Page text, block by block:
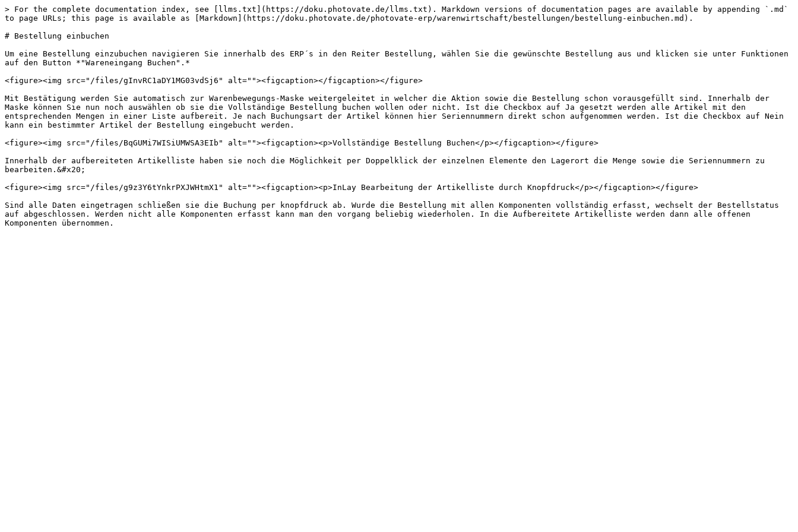
> For the complete documentation index, see [llms.txt](https://doku.photovate.de/llms.txt). Markdown versions of documentation pages are available by appending `.md`
to page URLs; this page is available as [Markdown](https://doku.photovate.de/photovate-erp/warenwirtschaft/bestellungen/bestellung-einbuchen.md).
# Bestellung einbuchen
Um eine Bestellung einzubuchen navigieren Sie innerhalb des ERP´s in den Reiter Bestellung, wählen Sie die gewünschte Bestellung aus und klicken sie unter Funktionen
auf den Button *"Wareneingang Buchen".*
<figure><img src="/files/gInvRC1aDY1MG03vdSj6" alt=""><figcaption></figcaption></figure>
Mit Bestätigung werden Sie automatisch zur Warenbewegungs-Maske weitergeleitet in welcher die Aktion sowie die Bestellung schon vorausgefüllt sind. Innerhalb der
Maske können Sie nun noch auswählen ob sie die Vollständige Bestellung buchen wollen oder nicht. Ist die Checkbox auf Ja gesetzt werden alle Artikel mit den
entsprechenden Mengen in einer Liste aufbereit. Je nach Buchungsart der Artikel können hier Seriennummern direkt schon aufgenommen werden. Ist die Checkbox auf Nein
kann ein bestimmter Artikel der Bestellung eingebucht werden.
<figure><img src="/files/BqGUMi7WISiUMWSA3EIb" alt=""><figcaption><p>Vollständige Bestellung Buchen</p></figcaption></figure>
Innerhalb der aufbereiteten Artikelliste haben sie noch die Möglichkeit per Doppelklick der einzelnen Elemente den Lagerort die Menge sowie die Seriennummern zu
bearbeiten.&#x20;
<figure><img src="/files/g9z3Y6tYnkrPXJWHtmX1" alt=""><figcaption><p>InLay Bearbeitung der Artikelliste durch Knopfdruck</p></figcaption></figure>
Sind alle Daten eingetragen schließen sie die Buchung per knopfdruck ab. Wurde die Bestellung mit allen Komponenten vollständig erfasst, wechselt der Bestellstatus
auf abgeschlossen. Werden nicht alle Komponenten erfasst kann man den vorgang beliebig wiederholen. In die Aufbereitete Artikelliste werden dann alle offenen